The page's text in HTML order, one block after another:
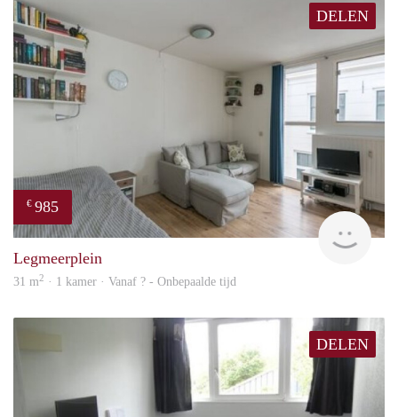
DELEN
€ 985
Legmeerplein
31 m2 · 1 kamer · Vanaf ? - Onbepaalde tijd
DELEN